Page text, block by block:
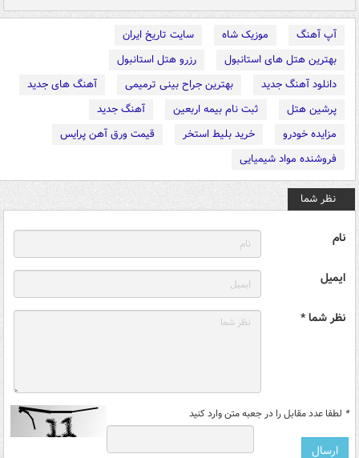
آپ آهنگ موزیک شاه
سایت تاریخ ایران
بهترین هتل های استانبول
رزرو هتل استانبول
دانلود آهنگ جدید
بهترین جراح بینی ترمیمی
آهنگ های جدید
پرشین هتل
ثبت نام بیمه اربعین
آهنگ جدید
مزایده خودرو
خرید بلیط استخر
قیمت ورق آهن پرایس
فروشنده مواد شیمیایی
نظر شما
نام
ایمیل
نظر شما *
* لطفا عدد مقابل را در جعبه متن وارد کنید